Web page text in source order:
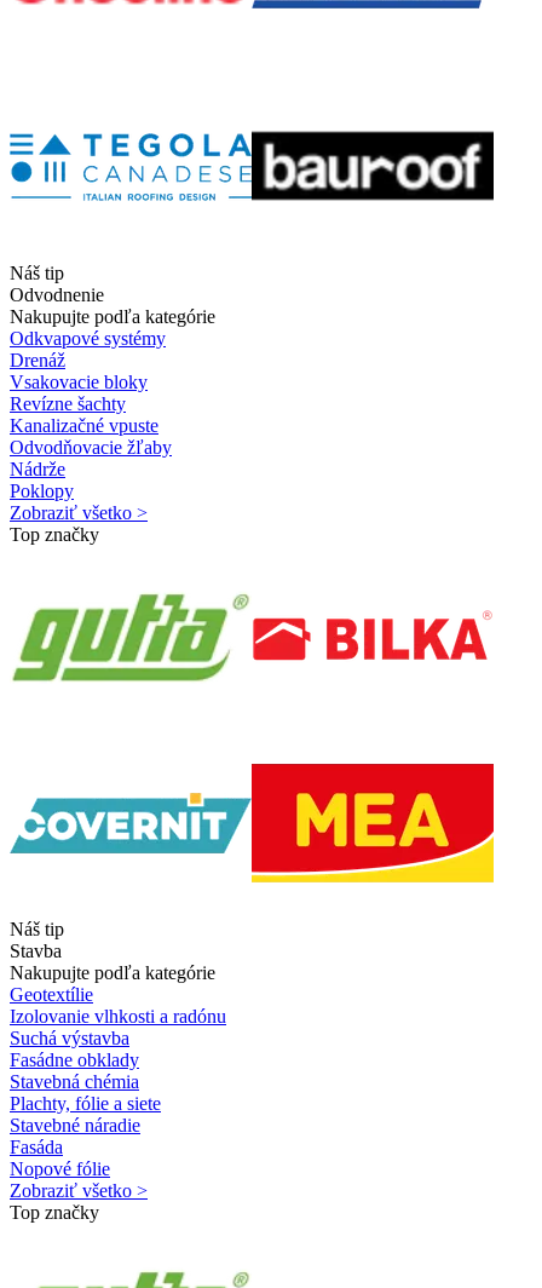
Náš tip
Odvodnenie
Nakupujte podľa kategórie
Odkvapové systémy
Drenáž
Vsakovacie bloky
Revízne šachty
Kanalizačné vpuste
Odvodňovacie žľaby
Nádrže
Poklopy
Zobraziť všetko >
Top značky
Náš tip
Stavba
Nakupujte podľa kategórie
Geotextílie
Izolovanie vlhkosti a radónu
Suchá výstavba
Fasádne obklady
Stavebná chémia
Plachty, fólie a siete
Stavebné náradie
Fasáda
Nopové fólie
Zobraziť všetko >
Top značky